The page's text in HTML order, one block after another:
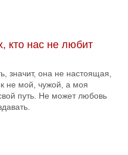
кто нас не любит
значит, она не настоящая,
не мой, чужой, а моя
путь. Не может любовь